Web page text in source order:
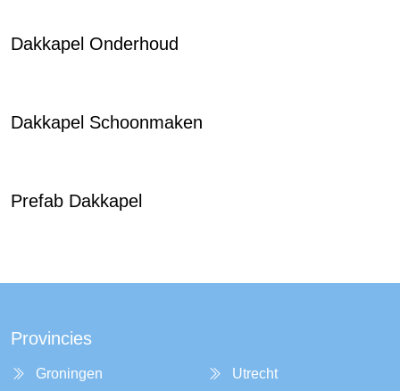
Dakkapel Onderhoud
Dakkapel Schoonmaken
Prefab Dakkapel
Provincies
Groningen
Utrecht